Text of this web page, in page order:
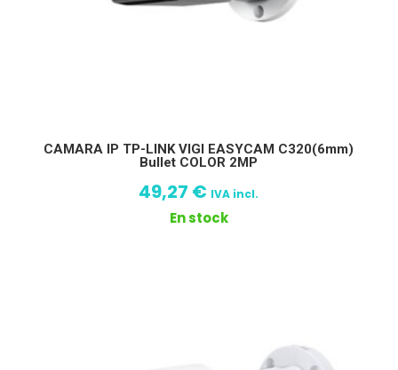
CAMARA IP TP-LINK VIGI EASYCAM C320(6mm)
Bullet COLOR 2MP
49,27 € IVA incl.
En stock